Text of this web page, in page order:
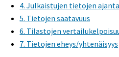
4. Julkaistujen tietojen
5. Tietojen saatavuus
6. Tilastojen
7. Tietojen eheys/yhtenäisyys